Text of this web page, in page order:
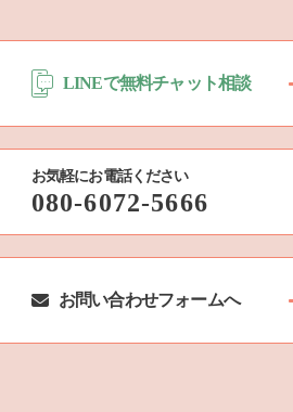
LINEで無料チャット相談
お気軽にお電話ください
080-6072-5666
お問い合わせフォームへ